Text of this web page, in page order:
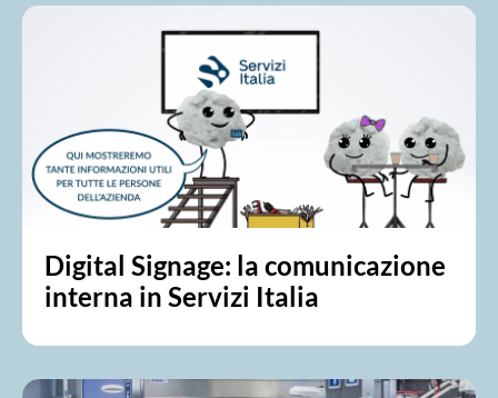
Digital Signage: la comunicazione
interna in Servizi Italia